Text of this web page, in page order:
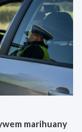
marihuany